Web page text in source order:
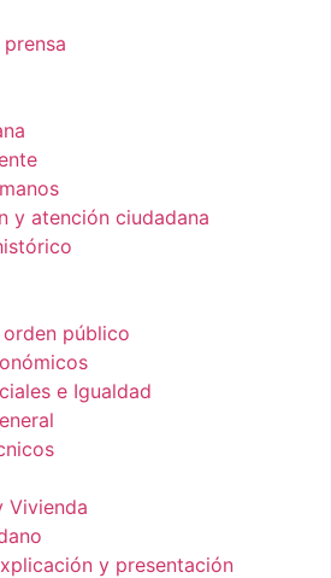
y atención ciudadana
público
e Igualdad
Vivienda
y presentación